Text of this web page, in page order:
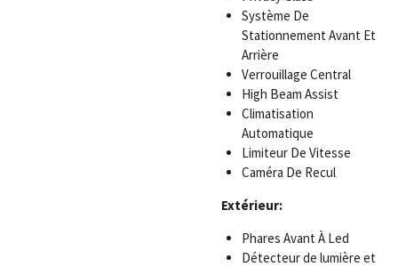
Système De
Stationnement Avant Et
Arrière
Verrouillage Central
High Beam Assist
Climatisation
Automatique
Limiteur De Vitesse
Caméra De Recul
Extérieur:
Phares Avant À Led
Détecteur de lumière et